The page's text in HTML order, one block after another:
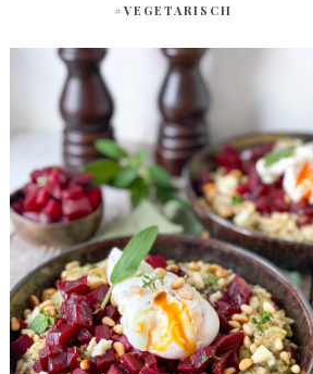
#VEGETARISCH